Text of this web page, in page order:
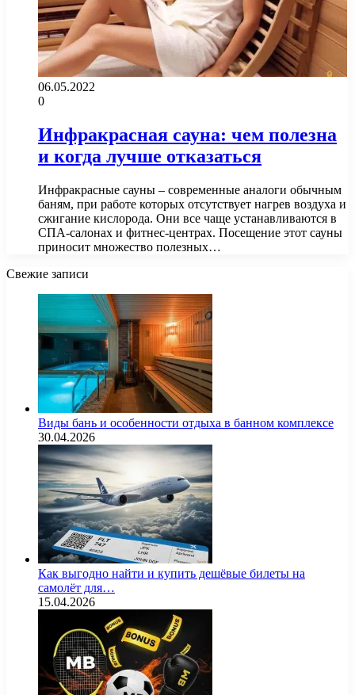
06.05.2022
0
Инфракрасная сауна: чем полезна
и когда лучше отказаться
Инфракрасные сауны – современные аналоги обычным
баням, при работе которых отсутствует нагрев воздуха и
сжигание кислорода. Они все чаще устанавливаются в
СПА-салонах и фитнес-центрах. Посещение этот сауны
приносит множество полезных…
Свежие записи
Виды бань и особенности отдыха в банном комплексе
30.04.2026
Как выгодно найти и купить дешёвые билеты на
самолёт для…
15.04.2026